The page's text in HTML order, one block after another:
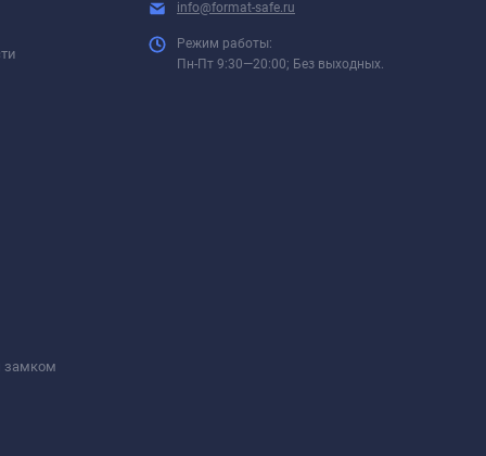
замком
info@format-safe.ru
Режим работы:
Пн-Пт 9:30—20:00; Без выходных.